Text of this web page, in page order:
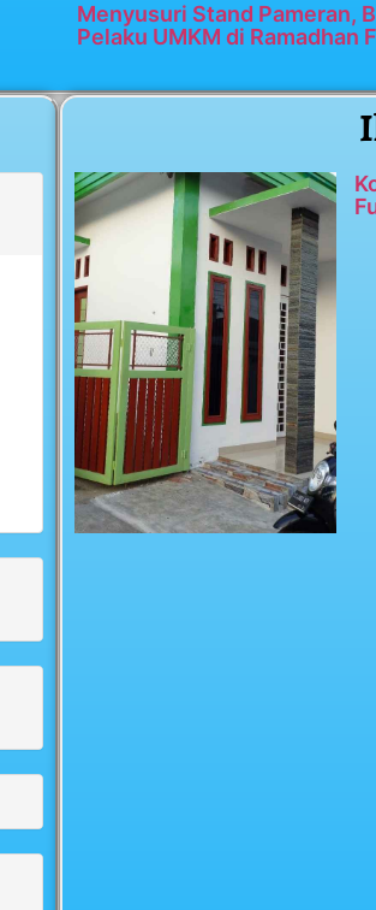
Menyusuri Stand Pameran,
Pelaku UMKM di Ramadhan